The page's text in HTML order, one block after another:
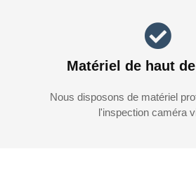
Matériel de haut
Nous disposons de matériel
l'inspection caméra